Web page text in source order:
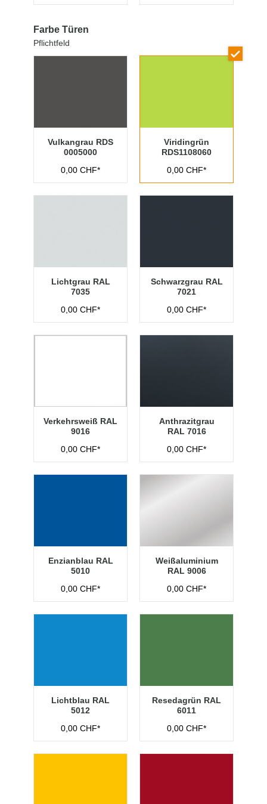
Farbe Türen
Pflichtfeld
Vulkangrau RDS
0005000
0,00 CHF*
Viridingrün
RDS1108060
0,00 CHF*
Lichtgrau RAL
7035
0,00 CHF*
Schwarzgrau RAL
7021
0,00 CHF*
Verkehrsweiß RAL
9016
0,00 CHF*
Anthrazitgrau
RAL 7016
0,00 CHF*
Enzianblau RAL
5010
0,00 CHF*
Weißaluminium
RAL 9006
0,00 CHF*
Lichtblau RAL
5012
0,00 CHF*
Resedagrün RAL
6011
0,00 CHF*